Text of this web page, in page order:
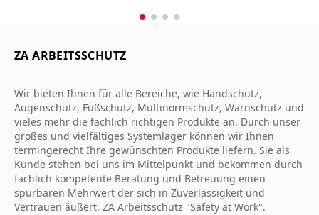
ZA ARBEITSSCHUTZ
Wir bieten Ihnen für alle Bereiche, wie Handschutz,
Augenschutz, Fußschutz, Multinormschutz, Warnschutz und
vieles mehr die fachlich richtigen Produkte an. Durch unser
großes und vielfältiges Systemlager können wir Ihnen
termingerecht Ihre gewünschten Produkte liefern. Sie als
Kunde stehen bei uns im Mittelpunkt und bekommen durch
fachlich kompetente Beratung und Betreuung einen
spürbaren Mehrwert der sich in Zuverlässigkeit und
Vertrauen äußert. ZA Arbeitsschutz "Safety at Work".